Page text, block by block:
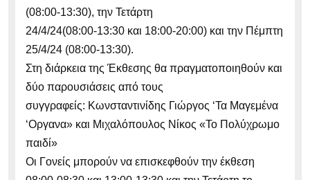
(08:00-13:30), την Τετάρτη
24/4/24(08:00-13:30 και 18:00-20:00) και την Πέμπτη
25/4/24 (08:00-13:30).
Στη διάρκεια της Έκθεσης θα πραγματοποιηθούν και
δύο παρουσιάσεις από τους
συγγραφείς: Κωνσταντινίδης Γιώργος ‘Τα Μαγεμένα
‘Οργανα» και Μιχαλόπουλος Νίκος «Το Πολύχρωμο
παιδί»
Οι Γονείς μπορούν να επισκεφθούν την έκθεση